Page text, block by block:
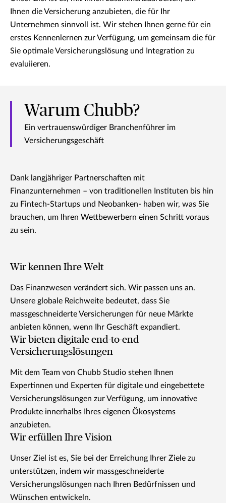
Ihnen die Versicherung anzubieten, die für Ihr
Unternehmen sinnvoll ist. Wir stehen Ihnen gerne für ein
erstes Kennenlernen zur Verfügung, um gemeinsam die für
Sie optimale Versicherungslösung und Integration zu
evaluiieren.
Warum Chubb?
Ein vertrauenswürdiger Branchenführer im
Versicherungsgeschäft
Dank langjähriger Partnerschaften mit
Finanzunternehmen – von traditionellen Instituten bis hin
zu Fintech-Startups und Neobanken- haben wir, was Sie
brauchen, um Ihren Wettbewerbern einen Schritt voraus
zu sein.
Wir kennen Ihre Welt
Das Finanzwesen verändert sich. Wir passen uns an.
Unsere globale Reichweite bedeutet, dass Sie
massgeschneiderte Versicherungen für neue Märkte
anbieten können, wenn Ihr Geschäft expandiert.
Wir bieten digitale end-to-end
Versicherungslösungen
Mit dem Team von Chubb Studio stehen Ihnen
Expertinnen und Experten für digitale und eingebettete
Versicherungslösungen zur Verfügung, um innovative
Produkte innerhalbs Ihres eigenen Ökosystems
anzubieten.
Wir erfüllen Ihre Vision
Unser Ziel ist es, Sie bei der Erreichung Ihrer Ziele zu
unterstützen, indem wir massgeschneiderte
Versicherungslösungen nach Ihren Bedürfnissen und
Wünschen entwickeln.